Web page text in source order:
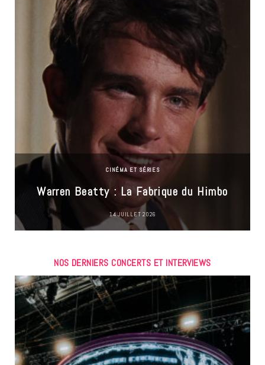
CINÉMA ET SÉRIES
Warren Beatty : La Fabrique du Himbo
14 JUILLET 2026
NOS DERNIERS CONCERTS ET INTERVIEWS